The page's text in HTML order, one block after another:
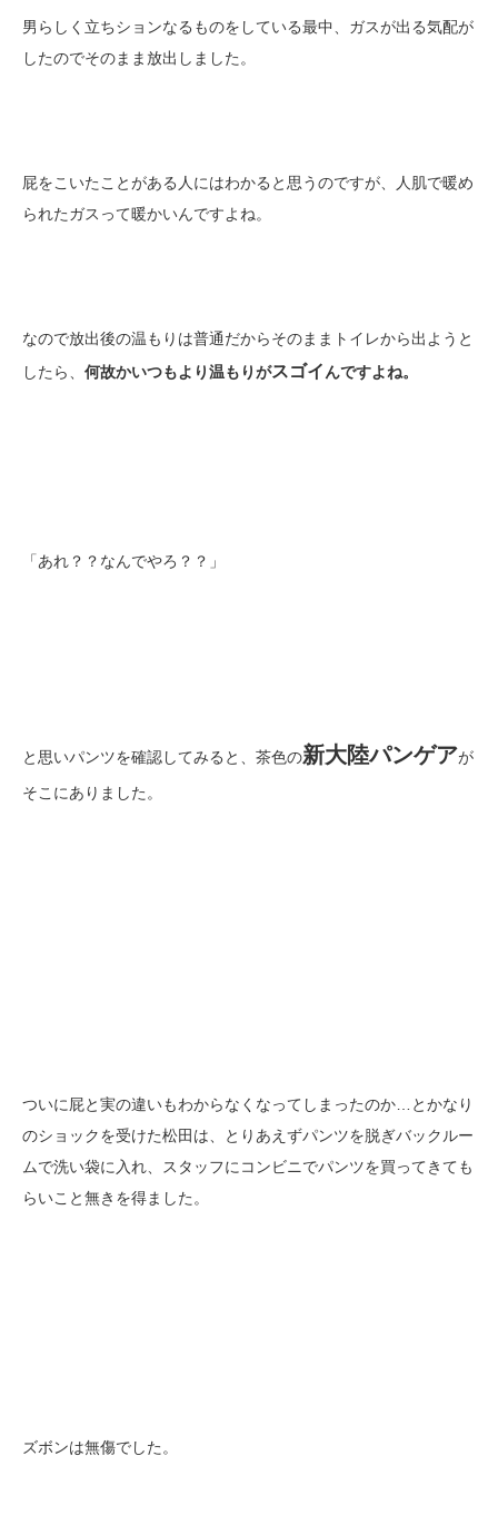
男らしく立ちションなるものをしている最中、ガスが出る気配が
したのでそのまま放出しました。
屁をこいたことがある人にはわかると思うのですが、人肌で暖め
られたガスって暖かいんですよね。
なので放出後の温もりは普通だからそのままトイレから出ようと
したら、 何故かいつもより温もりがスゴイんですよね。
「あれ？？なんでやろ？？」
と思いパンツを確認してみると、茶色の新大陸パンゲアが
そこにありました。
ついに屁と実の違いもわからなくなってしまったのか…とかなり
のショックを受けた松田は、とりあえずパンツを脱ぎバックルー
ムで洗い袋に入れ、スタッフにコンビニでパンツを買ってきても
らいこと無きを得ました。
ズボンは無傷でした。